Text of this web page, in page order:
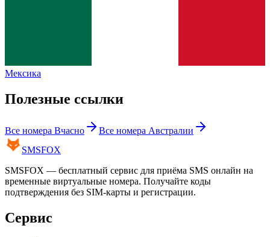
Мексика
Полезные ссылки
Все номера Вчасно Все номера Австралии
SMSFOX
SMSFOX — бесплатный сервис для приёма SMS онлайн на
временные виртуальные номера. Получайте коды
подтверждения без SIM-карты и регистрации.
Сервис